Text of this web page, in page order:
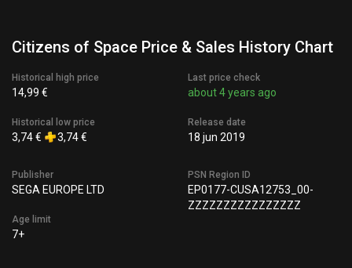
Citizens of Space Price & Sales History Chart
Historical high price
14,99 €
Historical low price
3,74 € 3,74 €
Last price check
about 4 years ago
Release date
18 jun 2019
Publisher
SEGA EUROPE LTD
Age limit
7+
PSN Region ID
EP0177-CUSA12753_00-
ZZZZZZZZZZZZZZZZ